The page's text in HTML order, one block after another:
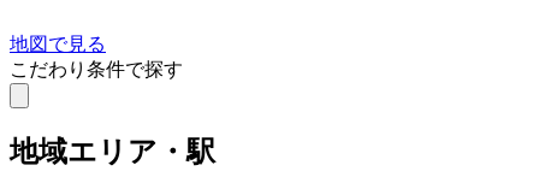
地図で見る
こだわり条件で探す
地域エリア・駅